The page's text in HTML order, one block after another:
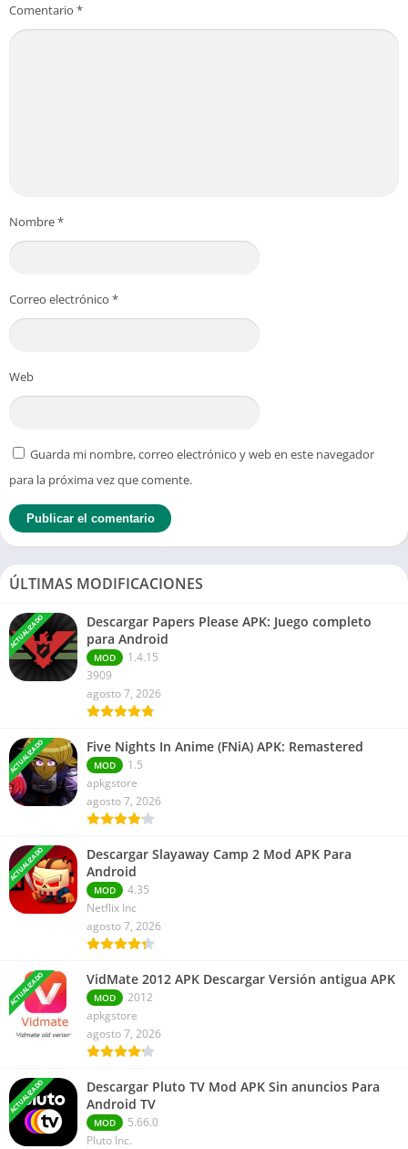
Comentario *
Nombre*
Correo electrónico *
Web
Guarda mi nombre, correo electrónico y web en este navegador
para la próxima vez que comente.
ÚLTIMAS MODIFICACIONES
ACTUALIZADO
Descargar Papers Please APK: Juego completo
para Android
MOD
1.4.15
3909
agosto 7, 2026
ACTUALIZADO Five Nights In Anime (FNiA) APK: Remastered
MOD
1.5
apkgstore
agosto 7, 2026
ACTUALIZADO
Descargar Slayaway Camp 2 Mod APK Para
Android
MOD
4.35
Netflix Inc
agosto 7, 2026
ACTUALIZADO VidMate 2012 APK Descargar Versión antigua APK
MOD
2012
apkgstore
agosto 7, 2026
ACTUALIZADO
Descargar Pluto TV Mod APK Sin anuncios Para
Android TV
MOD
5.66.0
Pluto Inc.